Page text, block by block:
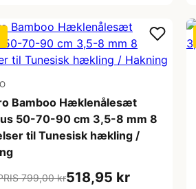
Bamboo Hæklenålesæt
50-70-90 cm 3,5-8 mm 8
til Tunesisk hækling /
799,00 kr518,95 kr